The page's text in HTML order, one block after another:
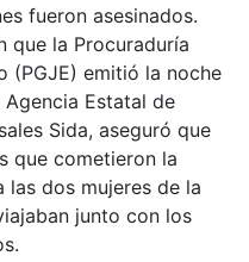
fueron asesinados.
que la Procuraduría
(PGJE) emitió la noche
Estatal de
Sida, aseguró que
que cometieron la
las dos mujeres de la
junto con los